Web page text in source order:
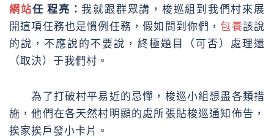
網站任 程亮：我就跟群眾講，梭巡組到我們村來展
開這項任務也是慣例任務，假如問到你們，包養該說
的說，不應說的不要說，終極題目（可否）處理還
（取決）于我們村。
為了打破村平易近的忌憚，梭巡小組想盡各類措
施，他們在各天然村明顯的處所張貼梭巡通知佈告，
挨家挨戶發小卡片。